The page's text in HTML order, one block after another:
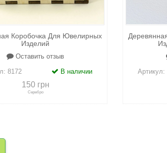
Коробочка Для Ювелирных
Изделий
Оставить отзыв
8172 В наличии
150 грн
Серебро
Артикул: